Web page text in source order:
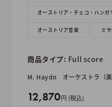
オーストリア・チェコ・ハンガ
オーストリア音楽 ミ
商品タイプ: Full score
M. Haydn オーケストラ（
販
12,870円 (税込)